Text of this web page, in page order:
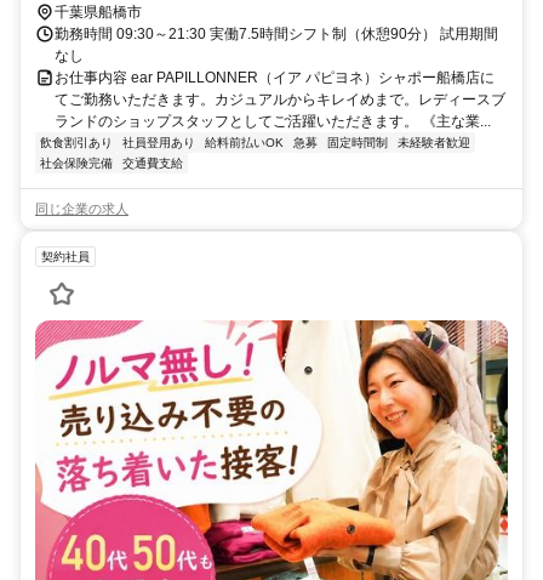
千葉県船橋市
勤務時間 09:30～21:30 実働7.5時間シフト制（休憩90分） 試用期間
なし
お仕事内容 ear PAPILLONNER（イア パピヨネ）シャポー船橋店に
てご勤務いただきます。カジュアルからキレイめまで。レディースブ
ランドのショップスタッフとしてご活躍いただきます。 《主な業...
飲食割引あり 社員登用あり 給料前払いOK 急募 固定時間制
未経験者歓迎
社会保険完備
交通費支給
同じ企業の求人
契約社員